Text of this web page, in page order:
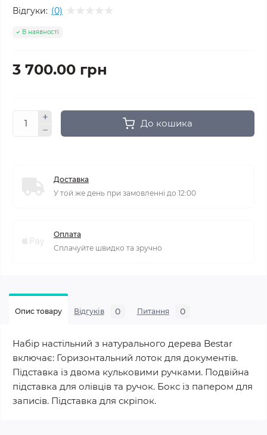
Відгуки: (0)
В наявності
3 700.00 грн
До кошика
Доставка
У той же день при замовленні до 12:00
Оплата
Сплачуйте швидко та зручно
Опис товару Відгуків 0 Питання 0
Набір настільний з натурального дерева Bestar
включає: Горизонтальний лоток для документів.
Підставка із двома кульковими ручками. Подвійна
підставка для олівців та ручок. Бокс із папером для
записів. Підставка для скріпок.